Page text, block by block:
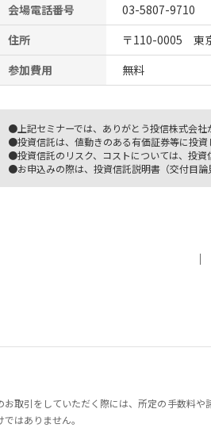
会場電話番号
03-5807-9710
住所
〒110-0005 東
参加費用
無料
●上記セミナーでは、ありがとう投信株式会社
●投資信託は、値動きのある有価証券等に投資
●投資信託のリスク、コストについては、投資
●お申込みの際は、投資信託説明書（交付目論
｜
取引をしていただく際には、所定の手数料
はありません。